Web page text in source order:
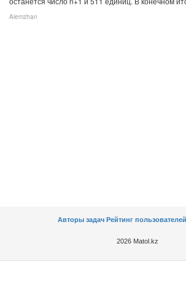
Alemzhan
Авторы задач Рейтинг пользователей
2026 Matol.kz